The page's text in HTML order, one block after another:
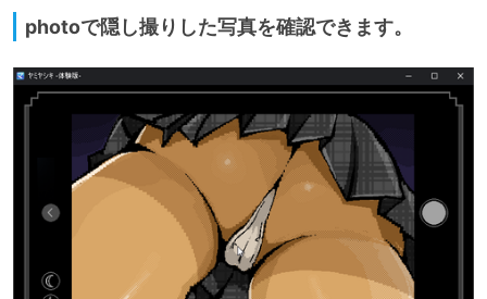
photoで隠し撮りした写真を確認できます。